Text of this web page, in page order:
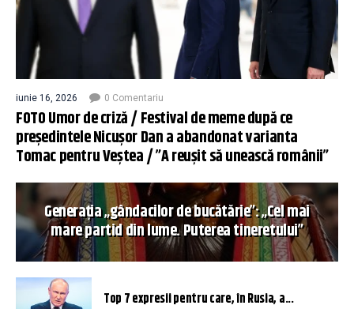
iunie 16, 2026 0 Comentariu
FOTO Umor de criză / Festival de meme după ce
președintele Nicușor Dan a abandonat varianta
Tomac pentru Veștea / ”A reușit să unească românii”
Generația „gândacilor de bucătărie”: „Cel mai
mare partid din lume. Puterea tineretului”
Top 7 expresii pentru care, în Rusia, a...